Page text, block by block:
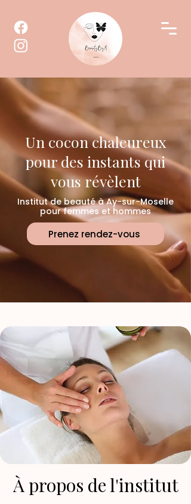
Un cocon chaleureux
pour des instants qui
vous révèlent
Institut de beauté à Ay-sur-Moselle
pour femmes et hommes
Prenez rendez-vous
À propos de l'institut